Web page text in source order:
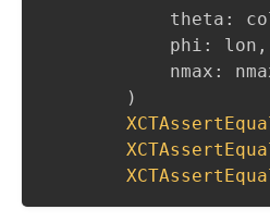
            theta
:
            phi
: lon ,
            nmax
:
)